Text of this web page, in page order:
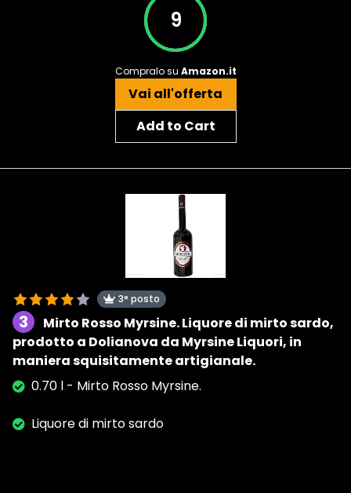
9
Compralo su Amazon.it
Vai all'offerta
Add to Cart
3° posto
3
Mirto Rosso Myrsine. Liquore di mirto sardo,
prodotto a Dolianova da Myrsine Liquori, in
maniera squisitamente artigianale.
0.70 l - Mirto Rosso Myrsine.
Liquore di mirto sardo